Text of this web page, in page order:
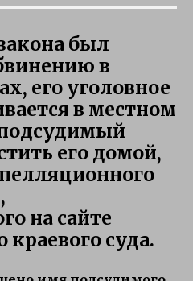
был
в
его уголовное
в местном
его домой,
на сайте
краевого суда.